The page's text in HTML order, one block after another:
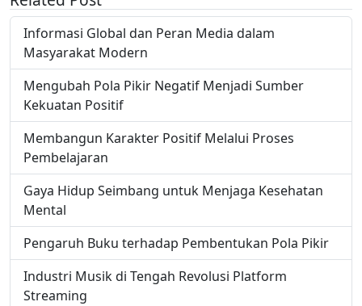
Informasi Global dan Peran Media dalam
Masyarakat Modern
Mengubah Pola Pikir Negatif Menjadi Sumber
Kekuatan Positif
Membangun Karakter Positif Melalui Proses
Pembelajaran
Gaya Hidup Seimbang untuk Menjaga Kesehatan
Mental
Pengaruh Buku terhadap Pembentukan Pola Pikir
Industri Musik di Tengah Revolusi Platform
Streaming